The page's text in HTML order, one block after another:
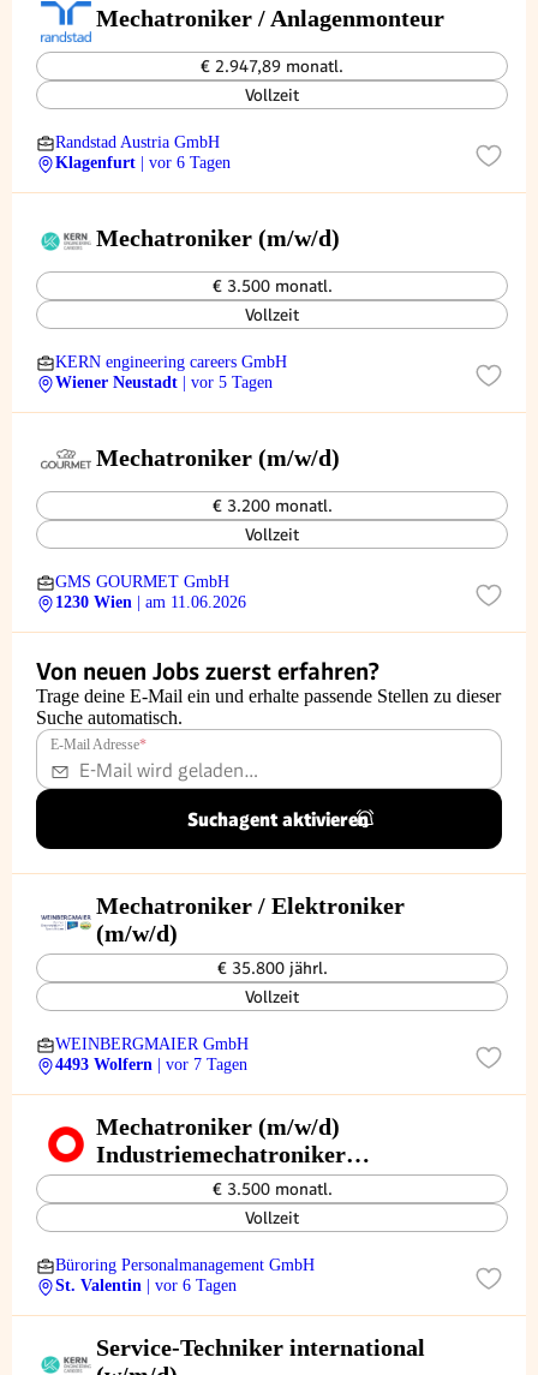
Mechatroniker / Anlagenmonteur
€ 2.947,89 monatl.
Vollzeit
Randstad Austria GmbH
Klagenfurt
| vor 6 Tagen
Mechatroniker (m/w/d)
€ 3.500 monatl.
Vollzeit
KERN engineering careers GmbH
Wiener Neustadt
| vor 5 Tagen
Mechatroniker (m/w/d)
€ 3.200 monatl.
Vollzeit
GMS GOURMET GmbH
1230 Wien
| am 11.06.2026
Von neuen Jobs zuerst erfahren?
Trage deine E-Mail ein und erhalte passende Stellen zu dieser
Suche automatisch.
E-Mail Adresse*
Suchagent aktivieren
Mechatroniker / Elektroniker
(m/w/d)
€ 35.800 jährl.
Vollzeit
WEINBERGMAIER GmbH
4493 Wolfern
| vor 7 Tagen
Mechatroniker (m/w/d)
Industriemechatroniker
Anlagenbau€ 3.500 monatl.
Vollzeit
Büroring Personalmanagement GmbH
St. Valentin
| vor 6 Tagen
Service-Techniker international